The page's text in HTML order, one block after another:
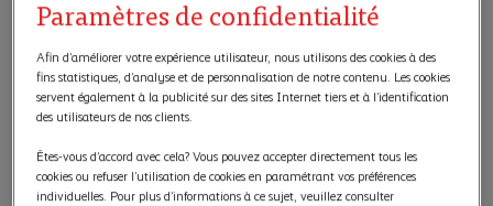
Paramètres de confidentialité
Afin d’améliorer votre expérience utilisateur, nous utilisons des cookies à des
fins statistiques, d’analyse et de personnalisation de notre contenu. Les cookies
servent également à la publicité sur des sites Internet tiers et à l’identification
des utilisateurs de nos clients.
Êtes-vous d’accord avec cela? Vous pouvez accepter directement tous les
cookies ou refuser l’utilisation de cookies en paramétrant vos préférences
individuelles. Pour plus d’informations à ce sujet, veuillez consulter